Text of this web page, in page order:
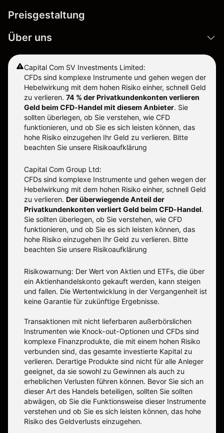
Preisgestaltung
Über uns
Capital Com SV Investments Limited:
CFDs sind komplexe Instrumente und gehen wegen der
Hebelwirkung mit dem hohen Risiko einher, schnell Geld
zu verlieren. 74 % der Privatkundenkonten verlieren
Geld beim CFD-Handel mit diesem Anbieter. Sie
sollten überlegen, ob Sie verstehen, wie CFD
funktionieren, und ob Sie es sich leisten können, das
hohe Risiko einzugehen Ihr Geld zu verlieren. Bitte
beachten Sie unsere Risikoaufklärung
Capital Com Group Ltd:
CFDs sind komplexe Instrumente und gehen wegen der
Hebelwirkung mit dem hohen Risiko einher, schnell Geld
zu verlieren. Der überwiegende Anteil der
Privatkundenkonten verliert Geld beim CFD-Handel.
Sie sollten überlegen, ob Sie verstehen, wie CFD
funktionieren, und ob Sie es sich leisten können, das
hohe Risiko einzugehen Ihr Geld zu verlieren. Bitte
beachten Sie unsere Risikoaufklärung
Risikowarnung: Der Wert von Aktien und ETFs, die über
ein Aktienhandelskonto gekauft werden, kann steigen
und fallen. Die Wertentwicklung in der Vergangenheit ist
keine Garantie für zukünftige Ergebnisse.
Transaktionen mit nicht lieferbaren außerbörslichen
Instrumenten wie Knock-out-Optionen und CFDs sind
komplexe Finanzprodukte, die mit einem hohen Risiko
verbunden sind, das gesamte investierte Kapital zu
verlieren. Derartige Produkte sind nicht für alle Anleger
geeignet, da sie sowohl zu Gewinnen als auch zu
erheblichen Verlusten führen können. Bevor Sie sich an
dieser Art des Handels beteiligen, sollten Sie sollten
abwägen, ob Sie die Funktionsweise dieser Instrumente
verstehen und ob Sie es sich leisten können, das hohe
Risiko des Geldverlusts einzugehen.